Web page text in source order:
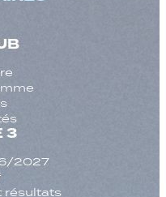
3
2027
résultats